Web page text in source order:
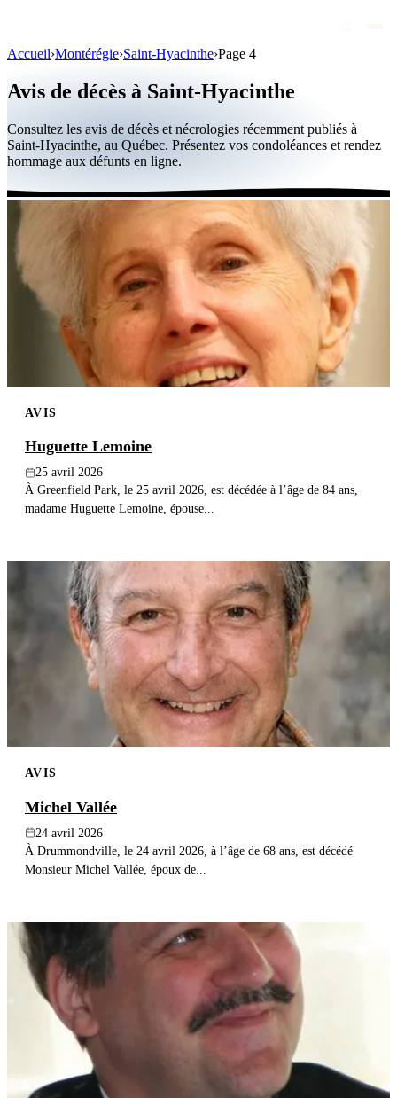
Personnalités publiques
Québec
Canada
International
Par région
Par ville
Maisons funéraires
Recherche
Accueil›Montérégie›Saint-Hyacinthe›Page 4
Avis de décès à Saint-Hyacinthe
Consultez les avis de décès et nécrologies récemment publiés à
Saint-Hyacinthe, au Québec. Présentez vos condoléances et rendez
hommage aux défunts en ligne.
AVIS
Huguette Lemoine
25 avril 2026
À Greenfield Park, le 25 avril 2026, est décédée à l’âge de 84 ans,
madame Huguette Lemoine, épouse...
AVIS
Michel Vallée
24 avril 2026
À Drummondville, le 24 avril 2026, à l’âge de 68 ans, est décédé
Monsieur Michel Vallée, époux de...